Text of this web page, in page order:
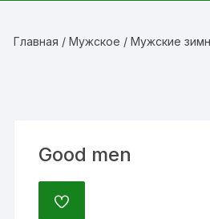
Главная /Мужское /Мужские
Good men
ДОБАВИТЬ